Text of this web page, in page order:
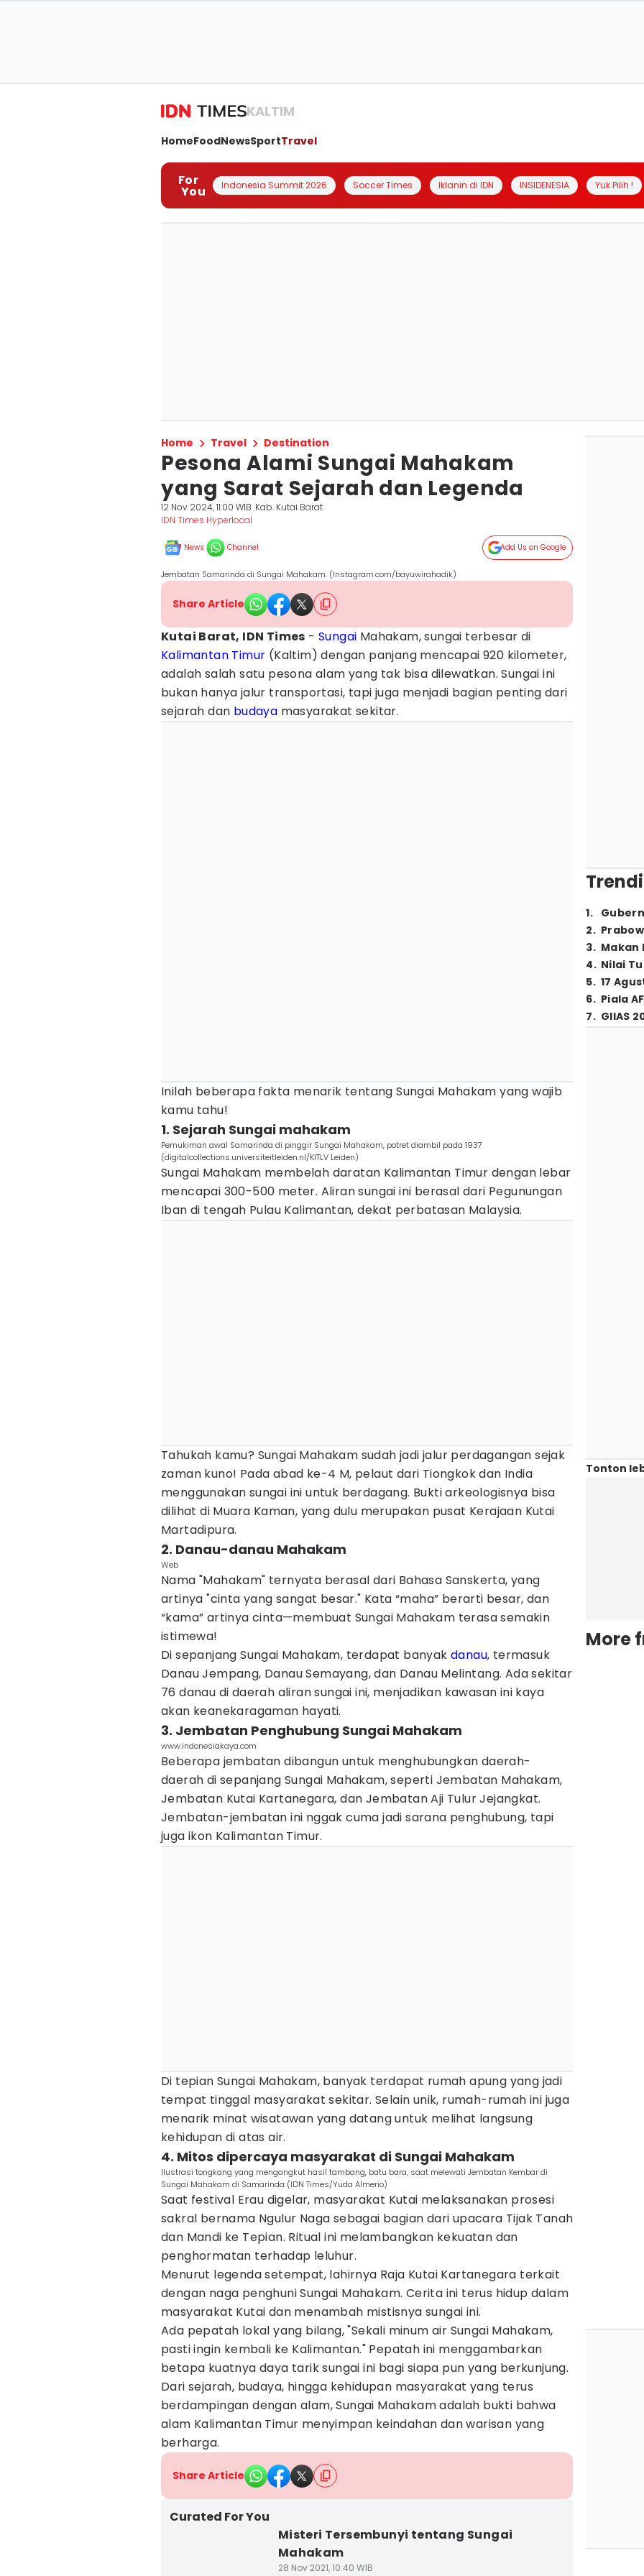
KALTIM
HomeFoodNewsSportTravel
For
You Indonesia Summit 2026 Soccer Times Iklanin di IDN INSIDENESIA Yuk Pilih !
Home Travel Destination
Pesona Alami Sungai Mahakam
yang Sarat Sejarah dan Legenda
12 Nov 2024, 11:00 WIB Kab. Kutai Barat
IDN Times Hyperlocal
News Channel Add Us on Google
Jembatan Samarinda di Sungai Mahakam. (Instagram.com/bayuwirahadik)
Share Article
Kutai Barat, IDN Times -Sungai Mahakam, sungai terbesar di
Kalimantan Timur (Kaltim) dengan panjang mencapai 920 kilometer,
adalah salah satu pesona alam yang tak bisa dilewatkan. Sungai ini
bukan hanya jalur transportasi, tapi juga menjadi bagian penting dari
sejarah dan budaya masyarakat sekitar.
Inilah beberapa fakta menarik tentang Sungai Mahakam yang wajib
kamu tahu!
1. Sejarah Sungai mahakam
Pemukiman awal Samarinda di pinggir Sungai Mahakam, potret diambil pada 1937
(digitalcollections.universiteitleiden.nl/KITLV Leiden)
Sungai Mahakam membelah daratan Kalimantan Timur dengan lebar
mencapai 300-500 meter. Aliran sungai ini berasal dari Pegunungan
Iban di tengah Pulau Kalimantan, dekat perbatasan Malaysia.
Tahukah kamu? Sungai Mahakam sudah jadi jalur perdagangan sejak
zaman kuno! Pada abad ke-4 M, pelaut dari Tiongkok dan India
menggunakan sungai ini untuk berdagang. Bukti arkeologisnya bisa
dilihat di Muara Kaman, yang dulu merupakan pusat Kerajaan Kutai
Martadipura.
2. Danau-danau Mahakam
Web
Nama "Mahakam" ternyata berasal dari Bahasa Sanskerta, yang
artinya "cinta yang sangat besar." Kata “maha” berarti besar, dan
“kama” artinya cinta—membuat Sungai Mahakam terasa semakin
istimewa!
Di sepanjang Sungai Mahakam, terdapat banyak danau, termasuk
Danau Jempang, Danau Semayang, dan Danau Melintang. Ada sekitar
76 danau di daerah aliran sungai ini, menjadikan kawasan ini kaya
akan keanekaragaman hayati.
3. Jembatan Penghubung Sungai Mahakam
www.indonesiakaya.com
Beberapa jembatan dibangun untuk menghubungkan daerah-
daerah di sepanjang Sungai Mahakam, seperti Jembatan Mahakam,
Jembatan Kutai Kartanegara, dan Jembatan Aji Tulur Jejangkat.
Jembatan-jembatan ini nggak cuma jadi sarana penghubung, tapi
juga ikon Kalimantan Timur.
Di tepian Sungai Mahakam, banyak terdapat rumah apung yang jadi
tempat tinggal masyarakat sekitar. Selain unik, rumah-rumah ini juga
menarik minat wisatawan yang datang untuk melihat langsung
kehidupan di atas air.
4. Mitos dipercaya masyarakat di Sungai Mahakam
Ilustrasi tongkang yang mengangkut hasil tambang, batu bara, saat melewati Jembatan Kembar di
Sungai Mahakam di Samarinda (IDN Times/Yuda Almerio)
Saat festival Erau digelar, masyarakat Kutai melaksanakan prosesi
sakral bernama Ngulur Naga sebagai bagian dari upacara Tijak Tanah
dan Mandi ke Tepian. Ritual ini melambangkan kekuatan dan
penghormatan terhadap leluhur.
Menurut legenda setempat, lahirnya Raja Kutai Kartanegara terkait
dengan naga penghuni Sungai Mahakam. Cerita ini terus hidup dalam
masyarakat Kutai dan menambah mistisnya sungai ini.
Ada pepatah lokal yang bilang, "Sekali minum air Sungai Mahakam,
pasti ingin kembali ke Kalimantan." Pepatah ini menggambarkan
betapa kuatnya daya tarik sungai ini bagi siapa pun yang berkunjung.
Dari sejarah, budaya, hingga kehidupan masyarakat yang terus
berdampingan dengan alam, Sungai Mahakam adalah bukti bahwa
alam Kalimantan Timur menyimpan keindahan dan warisan yang
berharga.
Share Article
Curated For You
Misteri Tersembunyi tentang Sungai
Mahakam
28 Nov 2021, 10:40 WIB
1.
2.
3. Makan
4. Nilai
5. 17
6. Piala
7. GIIAS
Tonton
More